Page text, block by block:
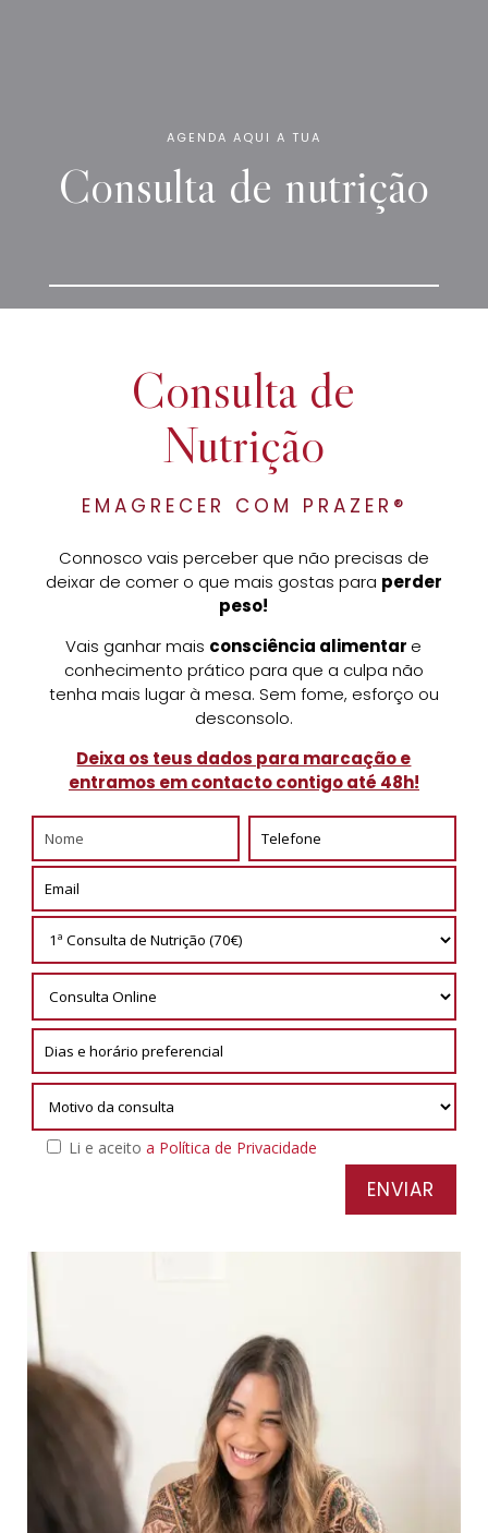
AGENDA AQUI A TUA
Consulta de nutrição
Consulta de
Nutrição
EMAGRECER COM PRAZER®
Connosco vais perceber que não precisas de
deixar de comer o que mais gostas para perder
peso!
Vais ganhar mais consciência alimentar e
conhecimento prático para que a culpa não
tenha mais lugar à mesa. Sem fome, esforço ou
desconsolo.
Deixa os teus dados para marcação e
entramos em contacto contigo até 48h!
Li e aceito a Política de Privacidade